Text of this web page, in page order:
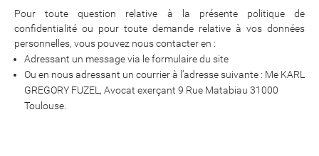
Pour toute question relative à la présente politique de
confidentialité ou pour toute demande relative à vos données
personnelles, vous pouvez nous contacter en :
Adressant un message via le formulaire du site
Ou en nous adressant un courrier à l’adresse suivante : Me KARL
GREGORY FUZEL, Avocat exerçant 9 Rue Matabiau 31000
Toulouse.